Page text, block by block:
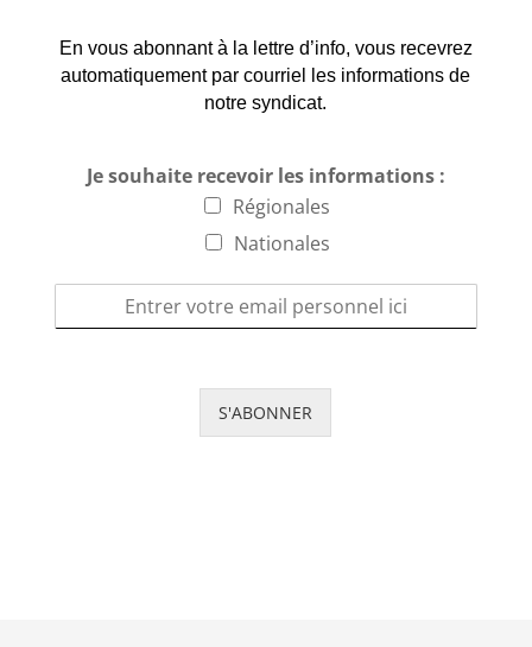
En vous abonnant à la lettre d’info, vous recevrez
automatiquement par courriel les informations de
notre syndicat.
Je souhaite recevoir les informations :
Régionales
Nationales
S'ABONNER